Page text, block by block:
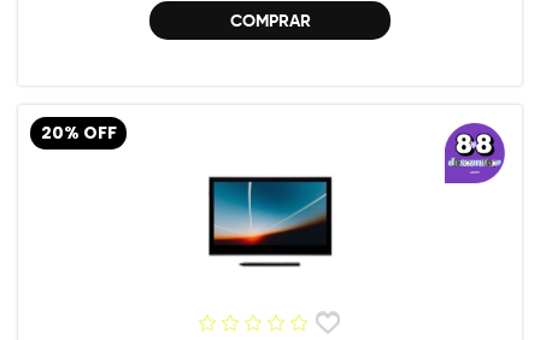
COMPRAR
20% OFF